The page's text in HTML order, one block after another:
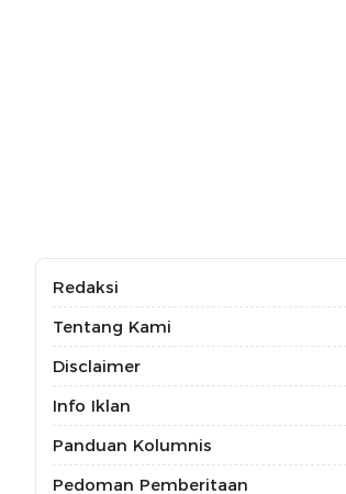
Redaksi
Tentang Kami
Disclaimer
Info Iklan
Panduan Kolumnis
Pedoman Pemberitaan